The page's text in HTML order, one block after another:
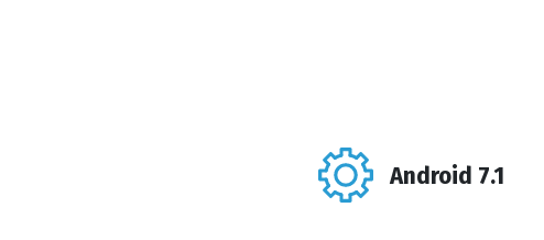
Android 7.1